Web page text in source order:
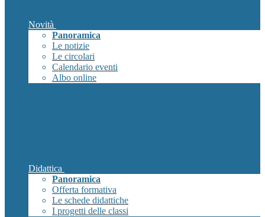
Novità
Panoramica
Le notizie
Le circolari
Calendario eventi
Albo online
Didattica
Panoramica
Offerta formativa
Le schede didattiche
I progetti delle classi